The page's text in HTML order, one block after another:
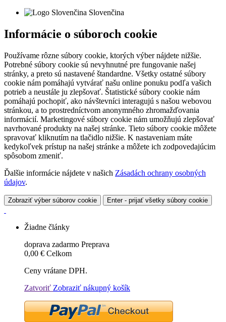
Slovenčina
Informácie o súboroch cookie
Používame rôzne súbory cookie, ktorých výber nájdete nižšie.
Potrebné súbory cookie sú nevyhnutné pre fungovanie našej
stránky, a preto sú nastavené štandardne. Všetky ostatné súbory
cookie nám pomáhajú vytvárať našu online ponuku podľa vašich
potrieb a neustále ju zlepšovať. Štatistické súbory cookie nám
pomáhajú pochopiť, ako návštevníci interagujú s našou webovou
stránkou, a to prostredníctvom anonymného zhromažďovania
informácií. Marketingové súbory cookie nám umožňujú zlepšovať
navrhované produkty na našej stránke. Tieto súbory cookie môžete
spravovať kliknutím na tlačidlo nižšie. K nastaveniam máte
kedykoľvek prístup na našej stránke a môžete ich zodpovedajúcim
spôsobom zmeniť.
Ďalšie informácie nájdete v našich Zásadách ochrany osobných
údajov.
Zobraziť výber súborov cookie Enter - prijať všetky súbory cookie
Žiadne články
doprava zadarmo Preprava
0,00 € Celkom
Ceny vrátane DPH.
Zatvoriť Zobraziť nákupný košík